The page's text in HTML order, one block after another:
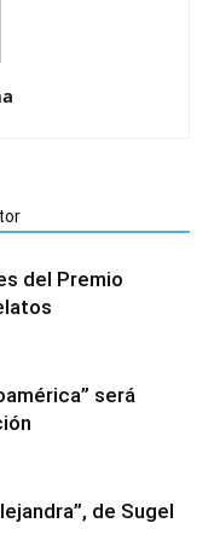
del Premio
será
de Sugel